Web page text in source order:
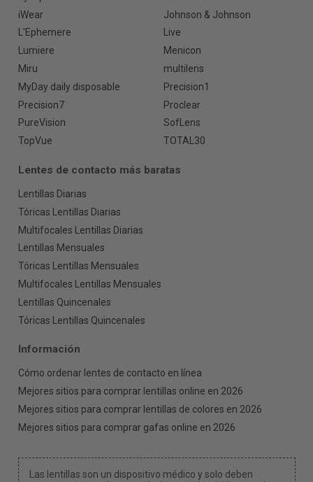
iWear
Johnson & Johnson
L'Ephemere
Live
Lumiere
Menicon
Miru
multilens
MyDay daily disposable
Precision1
Precision7
Proclear
PureVision
SofLens
TopVue
TOTAL30
Lentes de contacto más baratas
Lentillas Diarias
Tóricas Lentillas Diarias
Multifocales Lentillas Diarias
Lentillas Mensuales
Tóricas Lentillas Mensuales
Multifocales Lentillas Mensuales
Lentillas Quincenales
Tóricas Lentillas Quincenales
Información
Cómo ordenar lentes de contacto en línea
Mejores sitios para comprar lentillas online en 2026
Mejores sitios para comprar lentillas de colores en 2026
Mejores sitios para comprar gafas online en 2026
Las lentillas son un dispositivo médico y solo deben